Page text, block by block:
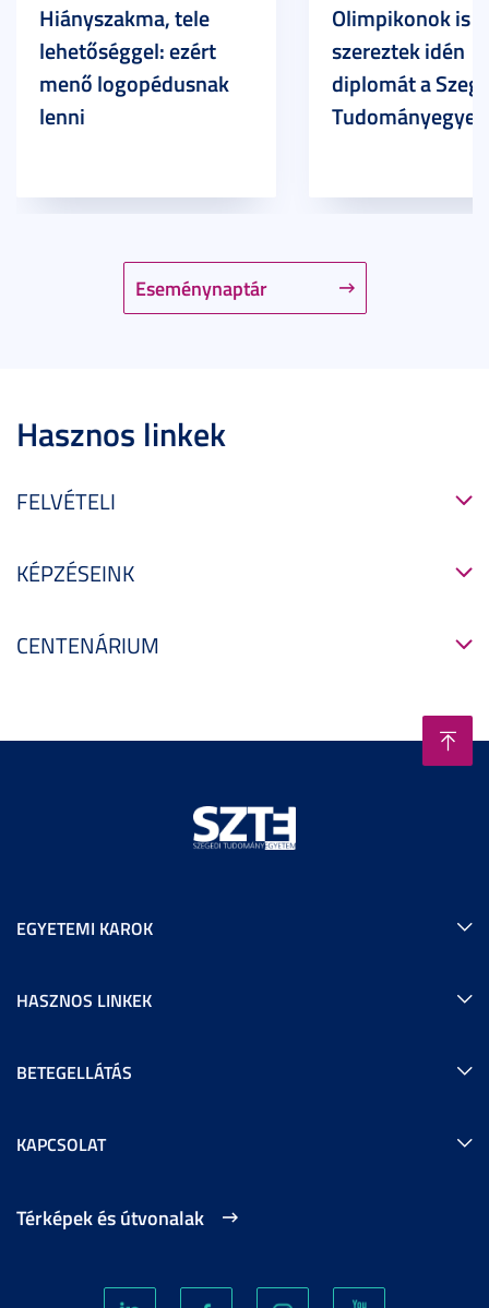
Eseménynaptár
Hiányszakma, tele
lehetőséggel: ezért
menő logopédusnak
lenni
Olimpikonok is
szereztek idén
diplomát a
Hasznos linkek
FELVÉTELI
KÉPZÉSEINK
CENTENÁRIUM
EGYETEMI KAROK
HASZNOS LINKEK
BETEGELLÁTÁS
KAPCSOLAT
Térképek és útvonalak